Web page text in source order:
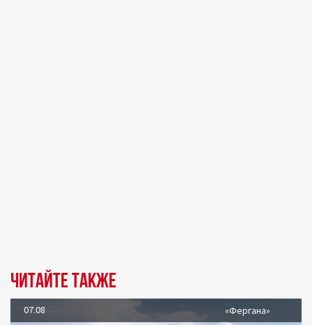
Читайте также
07.08 «Фергана»